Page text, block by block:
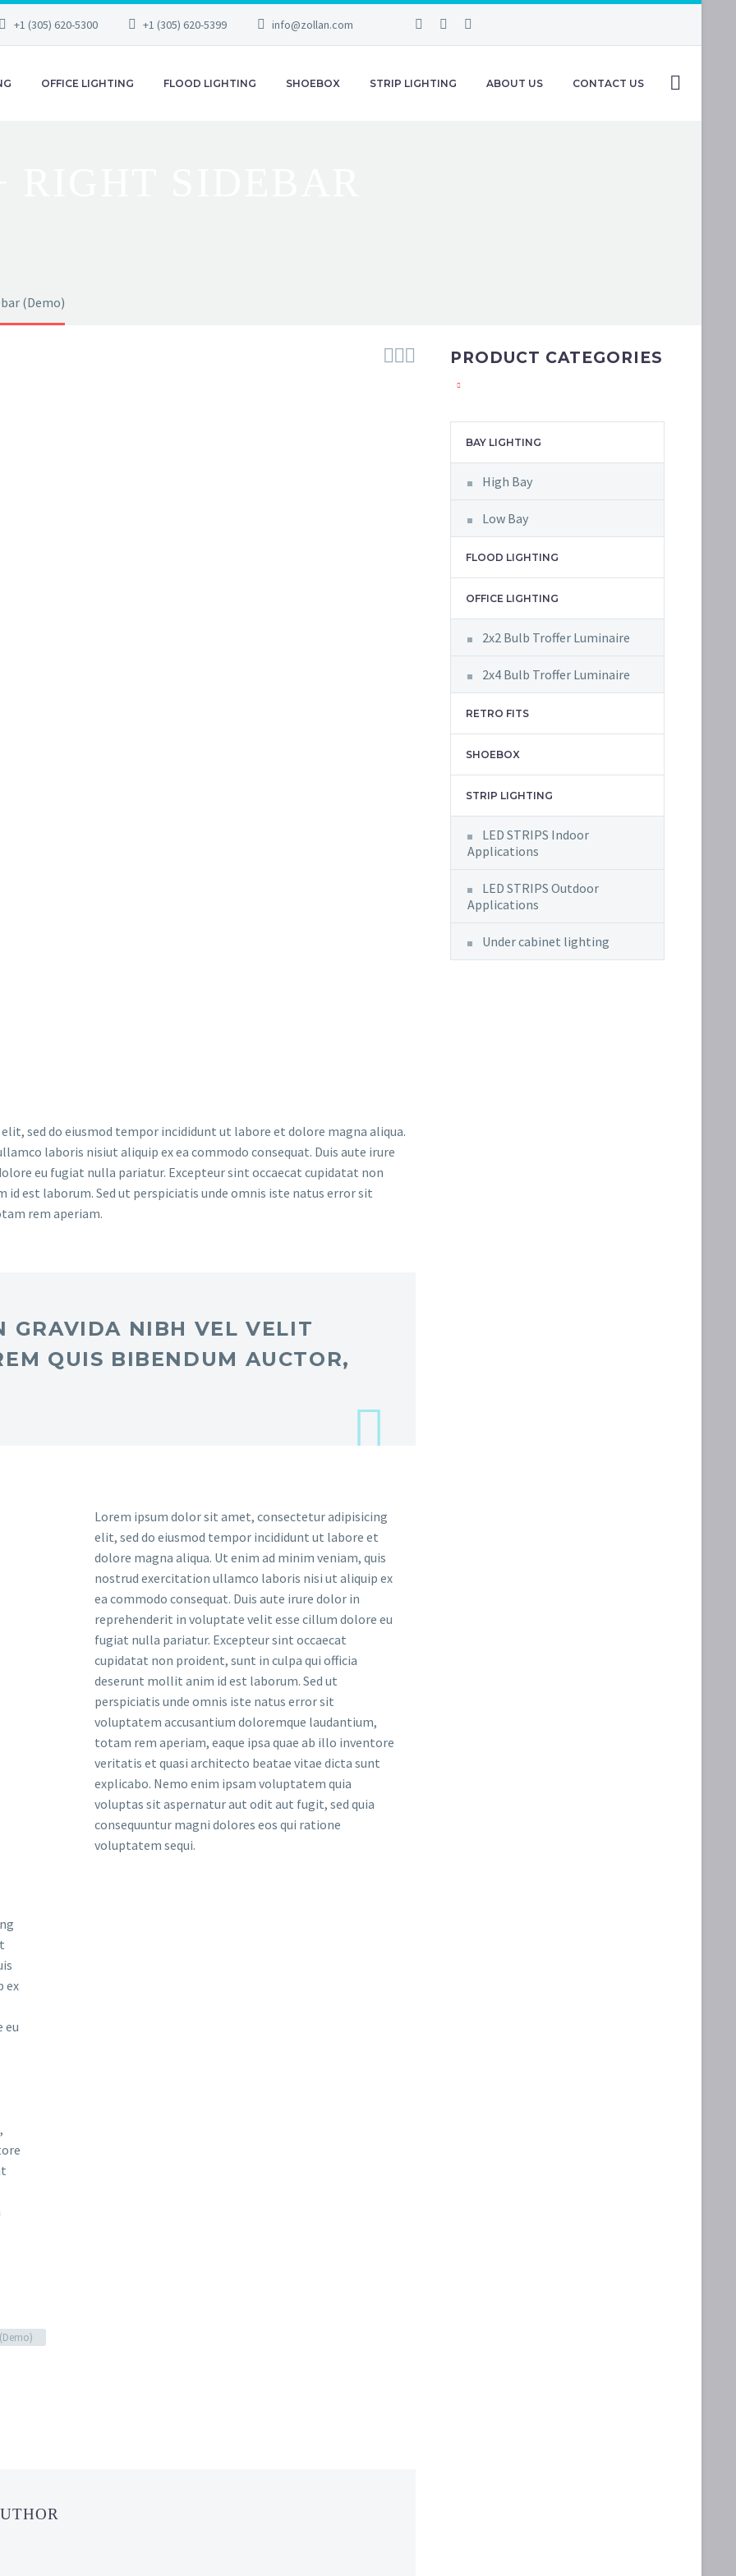
+1 (305) 620-5300 +1 (305) 620-5399 info@zollan.com
OFFICE LIGHTING FLOOD LIGHTING SHOEBOX STRIP LIGHTING ABOUT US CONTACT US
(Demo)

sed do eiusmod tempor incididunt ut labore et dolore magna aliqua.
laboris nisiut aliquip ex ea commodo consequat. Duis aute irure
eu fugiat nulla pariatur. Excepteur sint occaecat cupidatat non
est laborum. Sed ut perspiciatis unde omnis iste natus error sit
rem aperiam.
GRAVIDA NIBH VEL VELIT
QUIS BIBENDUM AUCTOR,
Lorem ipsum dolor sit amet, consectetur adipisicing
elit, sed do eiusmod tempor incididunt ut labore et
dolore magna aliqua. Ut enim ad minim veniam, quis
nostrud exercitation ullamco laboris nisi ut aliquip ex
ea commodo consequat. Duis aute irure dolor in
reprehenderit in voluptate velit esse cillum dolore eu
fugiat nulla pariatur. Excepteur sint occaecat
cupidatat non proident, sunt in culpa qui officia
deserunt mollit anim id est laborum. Sed ut
perspiciatis unde omnis iste natus error sit
voluptatem accusantium doloremque laudantium,
totam rem aperiam, eaque ipsa quae ab illo inventore
veritatis et quasi architecto beatae vitae dicta sunt
explicabo. Nemo enim ipsam voluptatem quia
voluptas sit aspernatur aut odit aut fugit, sed quia
consequuntur magni dolores eos qui ratione
voluptatem sequi.
ex
eu
PRODUCT CATEGORIES
BAY LIGHTING
High Bay
Low Bay
FLOOD LIGHTING
OFFICE LIGHTING
2x2 Bulb Troffer Luminaire
2x4 Bulb Troffer Luminaire
RETRO FITS
SHOEBOX
STRIP LIGHTING
LED STRIPS Indoor
Applications
LED STRIPS Outdoor
Applications
Under cabinet lighting